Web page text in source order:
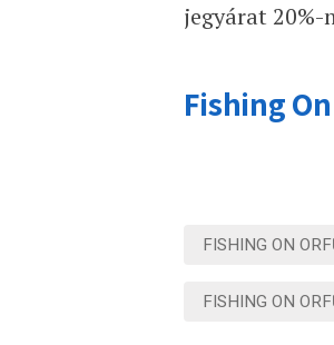
jegyárat 20%-
Fishing
FISHING ON
FISHING ON